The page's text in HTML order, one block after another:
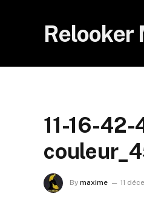
Relooker
11-16-
By maxime 11